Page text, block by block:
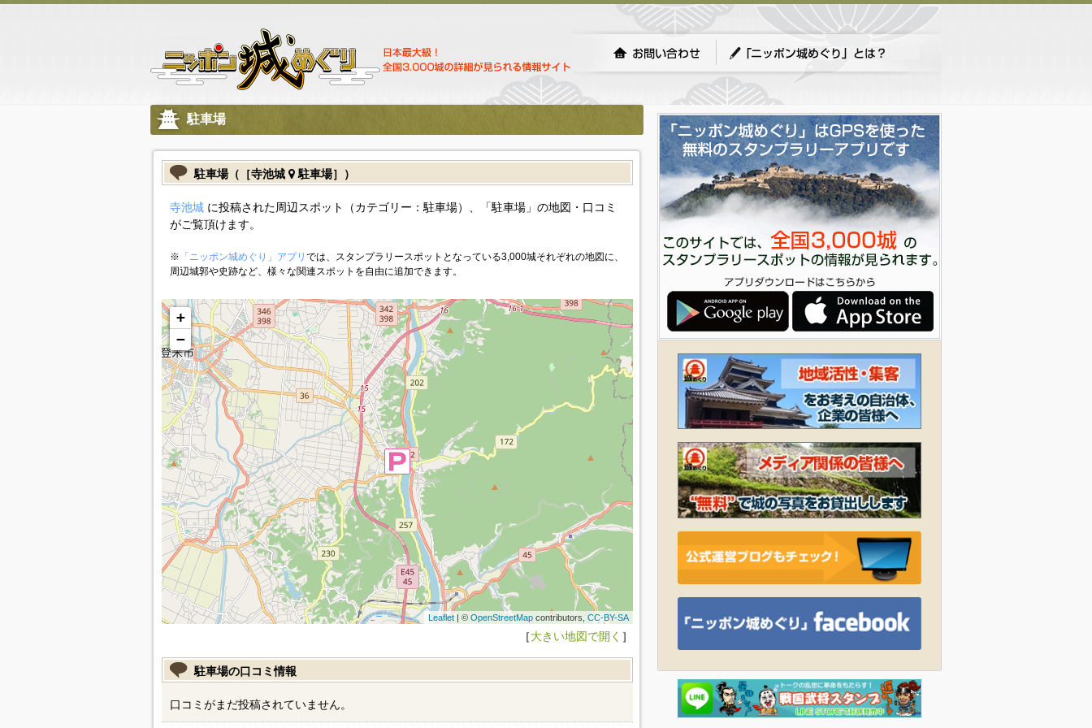
駐車場
駐車場（［寺池城 駐車場］）
寺池城に投稿された周辺スポット（カテゴリー：駐車場）、「駐車場」の地図・口コミ
がご覧頂けます。
※ 「ニッポン城めぐり」アプリ では、スタンプラリースポットとなっている3,000城それぞれの地図に、
周辺城郭や史跡など、様々な関連スポットを自由に追加できます。
+
−
Leaflet| © OpenStreetMapcontributors, CC-BY-SA
［大きい地図で開く ］
駐車場の口コミ情報
口コミがまだ投稿されていません。